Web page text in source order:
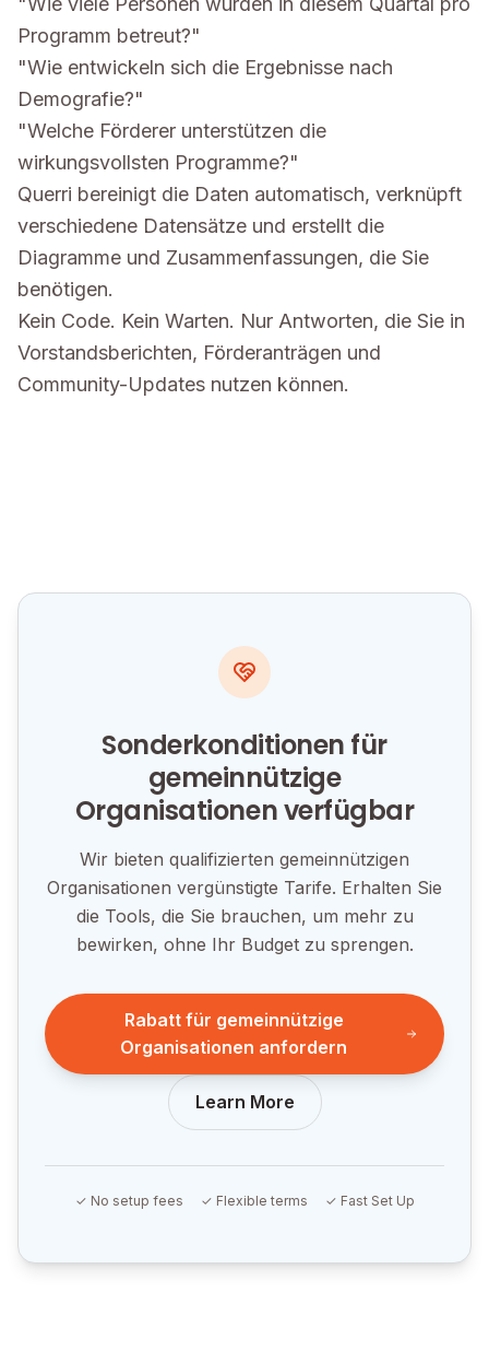
Programm betreut?"
"Wie entwickeln sich die Ergebnisse nach
Demografie?"
"Welche Förderer unterstützen die
wirkungsvollsten Programme?"
Querri bereinigt die Daten automatisch, verknüpft
verschiedene Datensätze und erstellt die
Diagramme und Zusammenfassungen, die Sie
benötigen.
Kein Code. Kein Warten. Nur Antworten, die Sie in
Vorstandsberichten, Förderanträgen und
Community-Updates nutzen können.
Sonderkonditionen für
gemeinnützige
Organisationen verfügbar
Wir bieten qualifizierten gemeinnützigen
Organisationen vergünstigte Tarife. Erhalten Sie
die Tools, die Sie brauchen, um mehr zu
bewirken, ohne Ihr Budget zu sprengen.
Rabatt für gemeinnützige
Organisationen anfordern
Learn More
✓ No setup fees ✓ Flexible terms ✓ Fast Set Up